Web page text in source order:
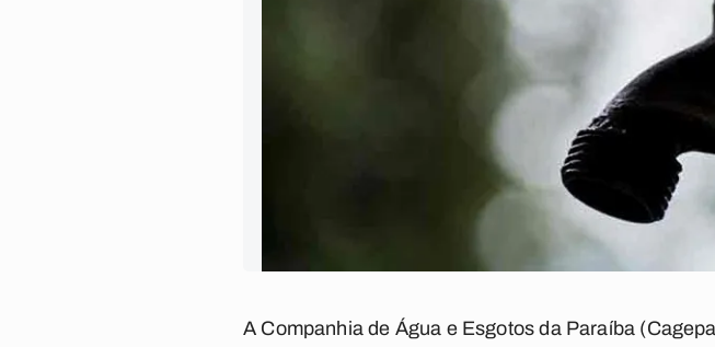
A Companhia de Água e Esgotos da Paraíba